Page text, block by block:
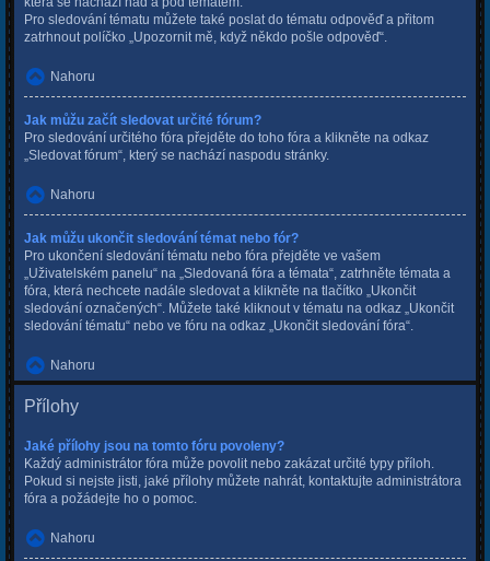
Pro sledování tématu můžete také poslat do tématu odpověď a přitom
zatrhnout políčko „Upozornit mě, když někdo pošle odpověď“.
Nahoru
Jak můžu začít sledovat určité fórum?
Pro sledování určitého fóra přejděte do toho fóra a klikněte na odkaz
„Sledovat fórum“, který se nachází naspodu stránky.
Nahoru
Jak můžu ukončit sledování témat nebo fór?
Pro ukončení sledování tématu nebo fóra přejděte ve vašem
„Uživatelském panelu“ na „Sledovaná fóra a témata“, zatrhněte témata a
fóra, která nechcete nadále sledovat a klikněte na tlačítko „Ukončit
sledování označených“. Můžete také kliknout v tématu na odkaz „Ukončit
sledování tématu“ nebo ve fóru na odkaz „Ukončit sledování fóra“.
Nahoru
Přílohy
Jaké přílohy jsou na tomto fóru povoleny?
Každý administrátor fóra může povolit nebo zakázat určité typy příloh.
Pokud si nejste jisti, jaké přílohy můžete nahrát, kontaktujte administrátora
fóra a požádejte ho o pomoc.
Nahoru